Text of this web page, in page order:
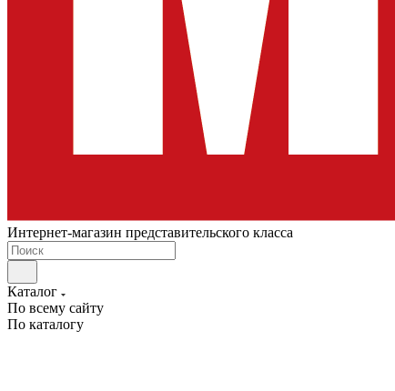
Интернет-магазин представительского класса
Каталог
По всему сайту
По каталогу